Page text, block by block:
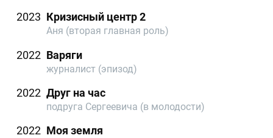
2023 Кризисный центр 2
Аня (вторая главная роль)
2022 Варяги
журналист (эпизод)
2022 Друг на час
подруга Сергеевича (в молодости)
2022 Моя земля